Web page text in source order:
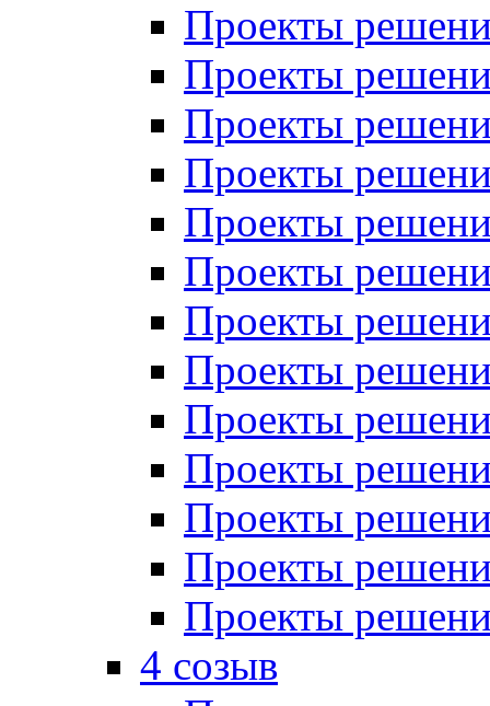
Проекты
Проекты
Проекты
Проекты
Проекты
Проекты
Проекты
Проекты
Проекты
Проекты
Проекты
Проекты
Проекты
4 созыв